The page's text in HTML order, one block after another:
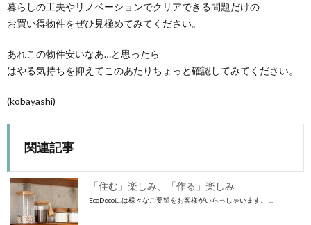
暮らしの工夫やリノベーションでクリアできる問題だけの
お買い得物件をぜひ見極めてみてください。
あれこの物件安いなあ…と思ったら
はやる気持ちを抑えてこのあたりちょっと確認してみてください。
(kobayashi)
関連記事
「住む」楽しみ、「作る」楽しみ
EcoDecoには様々なご要望をお客様がいらっしゃいます。 ...